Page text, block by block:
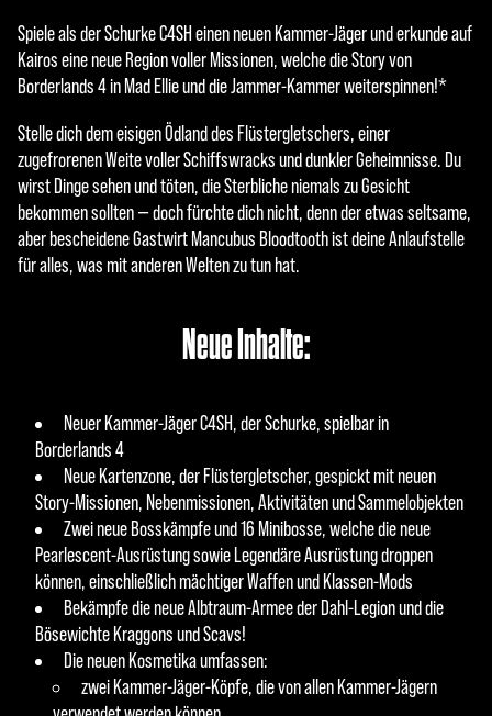
Spiele als der Schurke C4SH einen neuen Kammer-Jäger und erkunde auf
Kairos eine neue Region voller Missionen, welche die Story von
Borderlands 4 in Mad Ellie und die Jammer-Kammer weiterspinnen!*
Stelle dich dem eisigen Ödland des Flüstergletschers, einer
zugefrorenen Weite voller Schiffswracks und dunkler Geheimnisse. Du
wirst Dinge sehen und töten, die Sterbliche niemals zu Gesicht
bekommen sollten − doch fürchte dich nicht, denn der etwas seltsame,
aber bescheidene Gastwirt Mancubus Bloodtooth ist deine Anlaufstelle
für alles, was mit anderen Welten zu tun hat.
Neue Inhalte:
Neuer Kammer-Jäger C4SH, der Schurke, spielbar in
Borderlands 4
Neue Kartenzone, der Flüstergletscher, gespickt mit neuen
Story-Missionen, Nebenmissionen, Aktivitäten und Sammelobjekten
Zwei neue Bosskämpfe und 16 Minibosse, welche die neue
Pearlescent-Ausrüstung sowie Legendäre Ausrüstung droppen
können, einschließlich mächtiger Waffen und Klassen-Mods
Bekämpfe die neue Albtraum-Armee der Dahl-Legion und die
Bösewichte Kraggons und Scavs!
Die neuen Kosmetika umfassen:
zwei Kammer-Jäger-Köpfe, die von allen Kammer-Jägern